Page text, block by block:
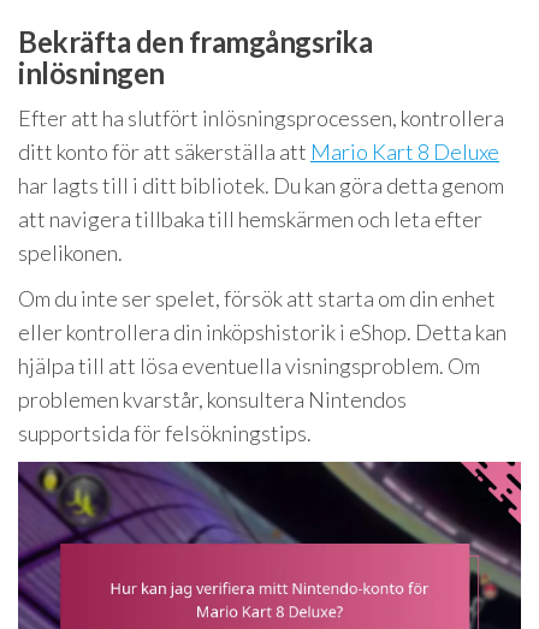
Bekräfta den framgångsrika
inlösningen
Efter att ha slutfört inlösningsprocessen, kontrollera
ditt konto för att säkerställa att Mario Kart 8 Deluxe
har lagts till i ditt bibliotek. Du kan göra detta genom
att navigera tillbaka till hemskärmen och leta efter
spelikonen.
Om du inte ser spelet, försök att starta om din enhet
eller kontrollera din inköpshistorik i eShop. Detta kan
hjälpa till att lösa eventuella visningsproblem. Om
problemen kvarstår, konsultera Nintendos
supportsida för felsökningstips.